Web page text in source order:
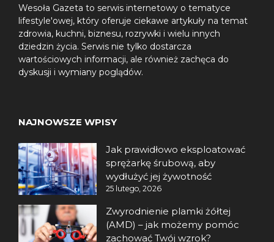
Wesoła Gazeta to serwis internetowy o tematyce
lifestyle'owej, który oferuje ciekawe artykuły na temat
zdrowia, kuchni, biznesu, rozrywki i wielu innych
dziedzin życia. Serwis nie tylko dostarcza
wartościowych informacji, ale również zachęca do
dyskusji i wymiany poglądów.
NAJNOWSZE WPISY
Jak prawidłowo eksploatować
sprężarkę śrubową, aby
wydłużyć jej żywotność
25 lutego, 2026
Zwyrodnienie plamki żółtej
(AMD) – jak możemy pomóc
zachować Twój wzrok?